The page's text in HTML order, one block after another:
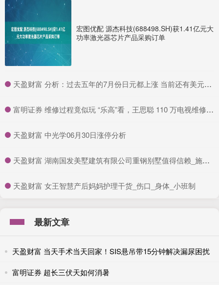
宏图优配 源杰科技(688498.SH)获1.41亿元大
功率激光器芯片产品采购订单
​天盈财富 分析：过去五年的7月份日元都上涨 当前还有美元疲弱的主旋律
​富明证券 维修过程竟似玩 “乐高”看，王思聪 110 万电视维修方式的神奇_MicroLED_模组_科技
​天盈财富 中光学06月30日涨停分析
​天盈财富 湖南国发美墅建筑有限公司重钢别墅值得信赖_施工_客户_专业
​天盈财富 女王智慧产后妈妈护理干货_伤口_身体_小班制
最新文章
天盈财富 当天手术当天回家！SIS悬吊带15分钟解决漏尿困扰
富明证券 超长三伏天如何消暑